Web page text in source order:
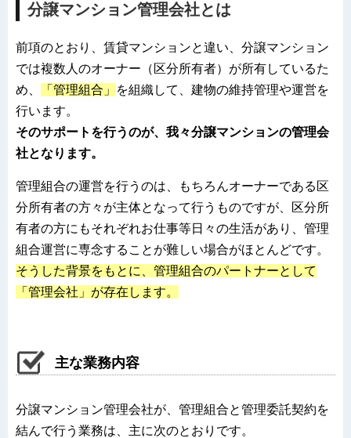
分譲マンション管理会社とは
前項のとおり、賃貸マンションと違い、分譲マンション
では複数人のオーナー（区分所有者）が所有しているた
め、
「管理組合」
を組織して、建物の維持管理や運営を
行います。
そのサポートを行うのが、我々分譲マンションの管理会
社となります。
管理組合の運営を行うのは、もちろんオーナーである区
分所有者の方々が主体となって行うものですが、区分所
有者の方にもそれぞれお仕事等日々の生活があり、管理
組合運営に専念することが難しい場合がほとんどです。
そうした背景をもとに、管理組合のパートナーとして
「管理会社」が存在します。
主な業務内容
分譲マンション管理会社が、管理組合と管理委託契約を
結んで行う業務は、主に次のとおりです。